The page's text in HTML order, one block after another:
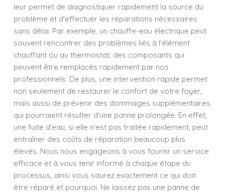
leur permet de diagnostiquer rapidement la source du
problème et d'effectuer les réparations nécessaires
sans délai. Par exemple, un chauffe-eau électrique peut
souvent rencontrer des problèmes liés à l'élément
chauffant ou au thermostat, des composants qui
peuvent être remplacés rapidement par nos
professionnels. De plus, une intervention rapide permet
non seulement de restaurer le confort de votre foyer,
mais aussi de prévenir des dommages supplémentaires
qui pourraient résulter d'une panne prolongée. En effet,
une fuite d'eau, si elle n'est pas traitée rapidement, peut
entraîner des coûts de réparation beaucoup plus
élevés. Nous nous engageons à vous fournir un service
efficace et à vous tenir informé à chaque étape du
processus, ainsi vous saurez exactement ce qui doit
être réparé et pourquoi. Ne laissez pas une panne de